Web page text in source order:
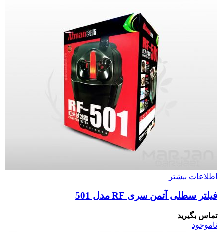
اطلاعات بیشتر
فیلتر سطلی آتمن سری RF مدل 501
تماس بگیرید
ناموجود